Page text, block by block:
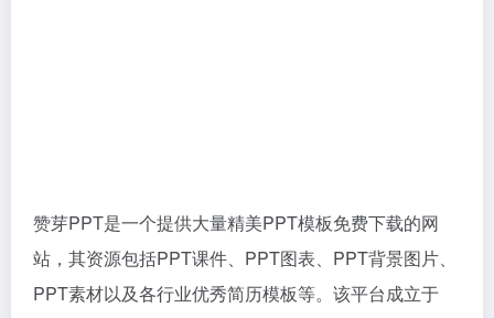
赞芽PPT是一个提供大量精美PPT模板免费下载的网
站，其资源包括PPT课件、PPT图表、PPT背景图片、
PPT素材以及各行业优秀简历模板等。该平台成立于